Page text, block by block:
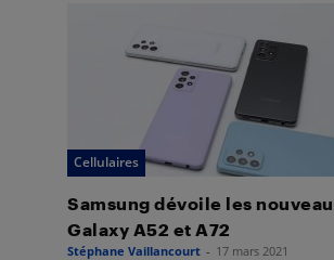
Cellulaires
Samsung dévoile les
Galaxy A52 et A72
Stéphane Vaillancourt - 17 mars 2021